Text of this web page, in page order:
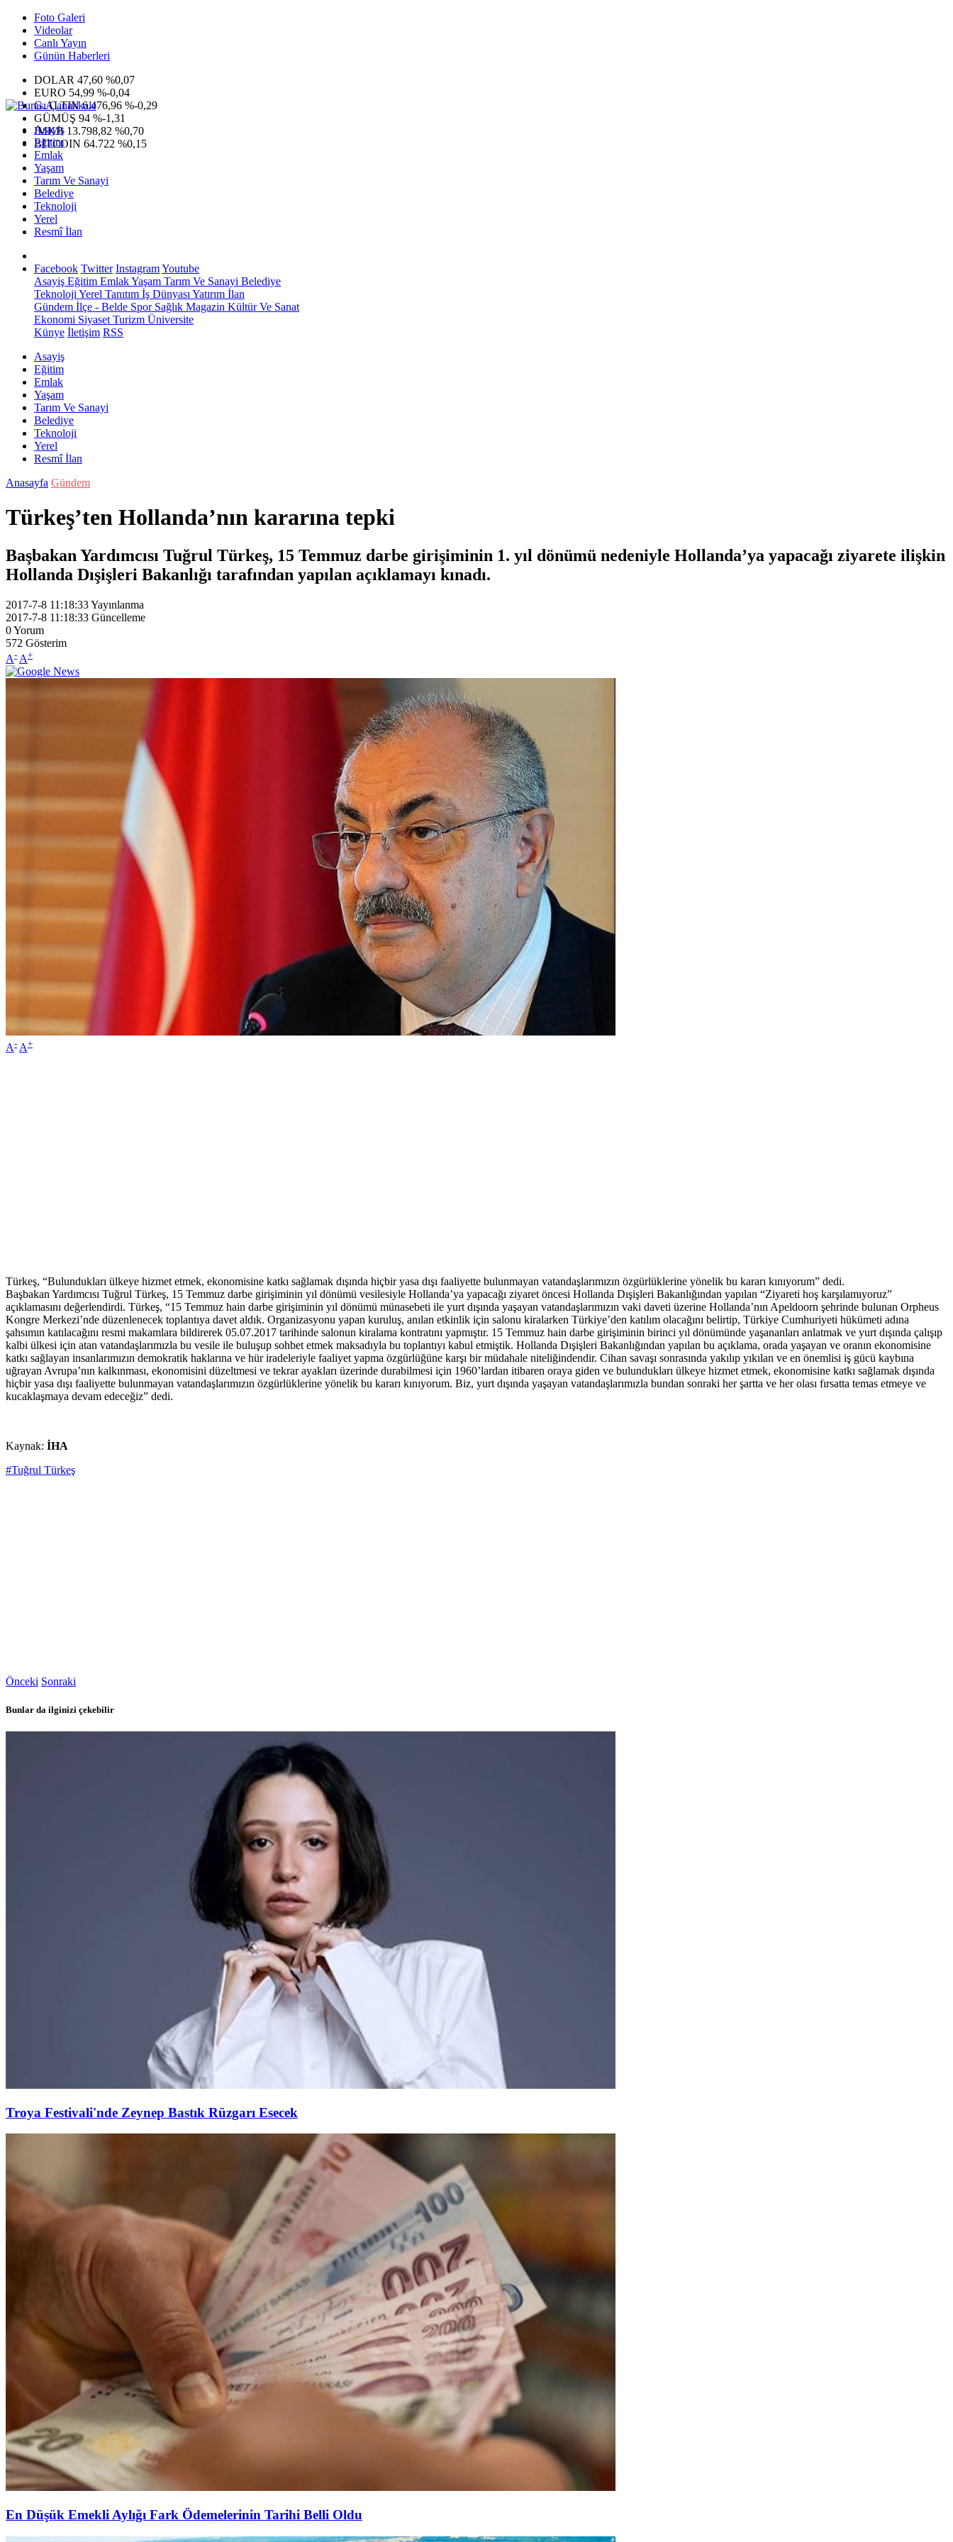
Foto Galeri
Videolar
Canlı Yayın
Günün Haberleri
DOLAR 47,60 %0,07
EURO 54,99 %-0,04
G.ALTIN6.476,96 %-0,29
GÜMÜŞ 94 %-1,31
IMKB 13.798,82 %0,70
BITCOIN 64.722 %0,15
Asayiş
Eğitim
Emlak
Yaşam
Tarım Ve Sanayi
Belediye
Teknoloji
Yerel
Resmî İlan
Facebook Twitter InstagramYoutube
Asayiş Eğitim EmlakYaşam Tarım Ve Sanayi Belediye
Teknoloji Yerel Tanıtım İş Dünyası Yatırım İlan
Gündem İlçe - Belde SporSağlık Magazin Kültür Ve Sanat
Ekonomi Siyaset Turizm Üniversite
Künye İletişim RSS
Asayiş
Eğitim
Emlak
Yaşam
Tarım Ve Sanayi
Belediye
Teknoloji
Yerel
Resmî İlan
Anasayfa Gündem
Türkeş’ten Hollanda’nın kararına tepki
Başbakan Yardımcısı Tuğrul Türkeş, 15 Temmuz darbe girişiminin 1. yıl dönümü nedeniyle Hollanda’ya yapacağı ziyarete ilişkin
Hollanda Dışişleri Bakanlığı tarafından yapılan açıklamayı kınadı.
2017-7-8 11:18:33Yayınlanma
2017-7-8 11:18:33 Güncelleme
0Yorum
572 Gösterim
A- A+
A- A+
Türkeş, “Bulundukları ülkeye hizmet etmek, ekonomisine katkı sağlamak dışında hiçbir yasa dışı faaliyette bulunmayan vatandaşlarımızın özgürlüklerine yönelik bu kararı kınıyorum” dedi.
Başbakan Yardımcısı Tuğrul Türkeş, 15 Temmuz darbe girişiminin yıl dönümü vesilesiyle Hollanda’ya yapacağı ziyaret öncesi Hollanda Dışişleri Bakanlığından yapılan “Ziyareti hoş karşılamıyoruz”
açıklamasını değerlendirdi. Türkeş, “15 Temmuz hain darbe girişiminin yıl dönümü münasebeti ile yurt dışında yaşayan vatandaşlarımızın vaki daveti üzerine Hollanda’nın Apeldoorn şehrinde bulunan Orpheus
Kongre Merkezi’nde düzenlenecek toplantıya davet aldık. Organizasyonu yapan kuruluş, anılan etkinlik için salonu kiralarken Türkiye’den katılım olacağını belirtip, Türkiye Cumhuriyeti hükümeti adına
şahsımın katılacağını resmi makamlara bildirerek 05.07.2017 tarihinde salonun kiralama kontratını yapmıştır. 15 Temmuz hain darbe girişiminin birinci yıl dönümünde yaşananları anlatmak ve yurt dışında çalışıp
kalbi ülkesi için atan vatandaşlarımızla bu vesile ile buluşup sohbet etmek maksadıyla bu toplantıyı kabul etmiştik. Hollanda Dışişleri Bakanlığından yapılan bu açıklama, orada yaşayan ve oranın ekonomisine
katkı sağlayan insanlarımızın demokratik haklarına ve hür iradeleriyle faaliyet yapma özgürlüğüne karşı bir müdahale niteliğindendir. Cihan savaşı sonrasında yakılıp yıkılan ve en önemlisi iş gücü kaybına
uğrayan Avrupa’nın kalkınması, ekonomisini düzeltmesi ve tekrar ayakları üzerinde durabilmesi için 1960’lardan itibaren oraya giden ve bulundukları ülkeye hizmet etmek, ekonomisine katkı sağlamak dışında
hiçbir yasa dışı faaliyette bulunmayan vatandaşlarımızın özgürlüklerine yönelik bu kararı kınıyorum. Biz, yurt dışında yaşayan vatandaşlarımızla bundan sonraki her şartta ve her olası fırsatta temas etmeye ve
kucaklaşmaya devam edeceğiz” dedi.
Kaynak: İHA
#Tuğrul Türkeş
Önceki Sonraki
Bunlar da ilginizi çekebilir
Troya Festivali'nde Zeynep Bastık Rüzgarı Esecek
En Düşük Emekli Aylığı Fark Ödemelerinin Tarihi Belli Oldu